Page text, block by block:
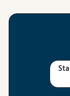
Sta de cookies toe die nodig zijn